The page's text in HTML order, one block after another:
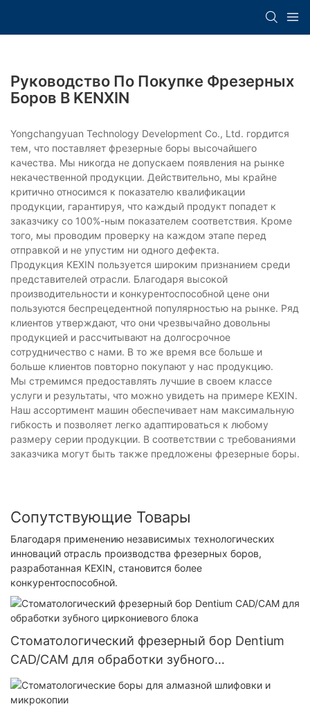
Руководство По Покупке Фрезерных
Боров В KENXIN
Yongchangyuan Technology Development Co., Ltd. гордится
тем, что поставляет фрезерные боры высочайшего
качества. Мы никогда не допускаем появления на рынке
некачественной продукции. Действительно, мы крайне
критично относимся к показателю квалификации
продукции, гарантируя, что каждый продукт попадет к
заказчику со 100%-ным показателем соответствия. Кроме
того, мы проводим проверку на каждом этапе перед
отправкой и не упустим ни одного дефекта.
Продукция KEXIN пользуется широким признанием среди
представителей отрасли. Благодаря высокой
производительности и конкурентоспособной цене они
пользуются беспрецедентной популярностью на рынке. Ряд
клиентов утверждают, что они чрезвычайно довольны
продукцией и рассчитывают на долгосрочное
сотрудничество с нами. В то же время все больше и
больше клиентов повторно покупают у нас продукцию.
Мы стремимся предоставлять лучшие в своем классе
услуги и результаты, что можно увидеть на примере KEXIN.
Наш ассортимент машин обеспечивает нам максимальную
гибкость и позволяет легко адаптироваться к любому
размеру серии продукции. В соответствии с требованиями
заказчика могут быть также предложены фрезерные боры.
Сопутствующие Товары
Благодаря применению независимых технологических
инноваций отрасль производства фрезерных боров,
разработанная KEXIN, становится более
конкурентоспособной.
Стоматологический фрезерный бор Dentium
CAD/CAM для обработки зубного
циркониевого блока